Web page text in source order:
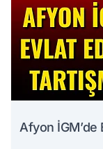
Afyon İGM’de